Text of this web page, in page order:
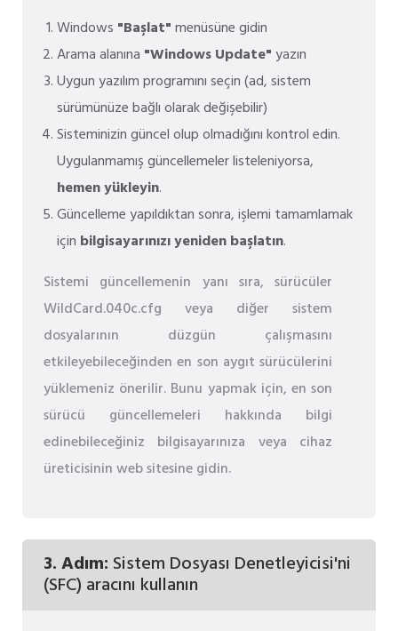
Windows "Başlat"menüsüne gidin
Arama alanına "Windows Update"yazın
Uygun yazılım programını seçin (ad, sistem
sürümünüze bağlı olarak değişebilir)
Sisteminizin güncel olup olmadığını kontrol edin.
Uygulanmamış güncellemeler listeleniyorsa,
hemen yükleyin.
Güncelleme yapıldıktan sonra, işlemi tamamlamak
için bilgisayarınızı yeniden başlatın.
Sistemi güncellemenin yanı sıra, sürücüler
WildCard.040c.cfg veya diğer sistem
dosyalarının düzgün çalışmasını
etkileyebileceğinden en son aygıt sürücülerini
yüklemeniz önerilir. Bunu yapmak için, en son
sürücü güncellemeleri hakkında bilgi
edinebileceğiniz bilgisayarınıza veya cihaz
üreticisinin web sitesine gidin.
3. Adım: Sistem Dosyası Denetleyicisi'ni
(SFC) aracını kullanın